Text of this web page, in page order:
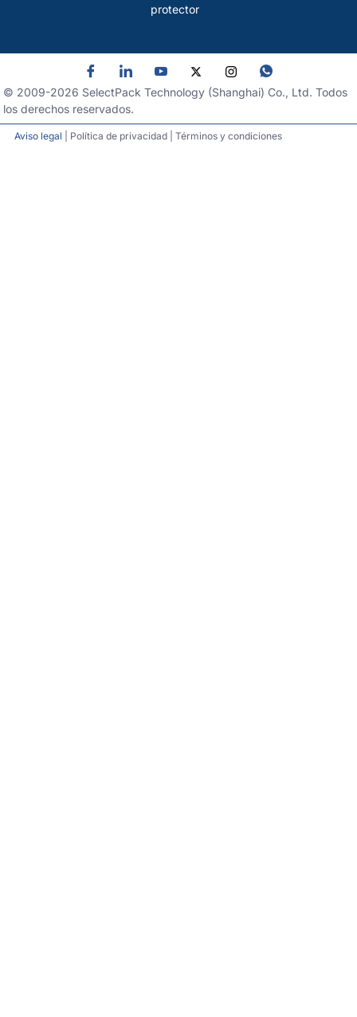
protector
© 2009-2026 SelectPack Technology (Shanghai) Co., Ltd. Todos
los derechos reservados.
Aviso legal | Política de privacidad | Términos y condiciones